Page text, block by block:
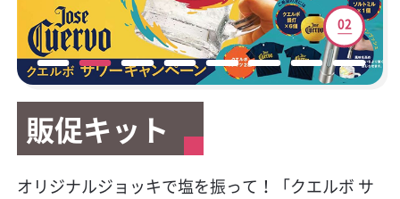
販促キット
今大人気のプレミアムテキーラの販促物が貰え
01
販促キット
オリジナルジョッキで塩を振って！「クエルボ サ
02
新サービスご案内
カクヤスで廃食用油の回収サービスを始めまし
03
テイクアウト容器
テイクアウトやデリバリーに大活躍！小ロットか
04
マイレージキャンペーン
対象商品のポイントシールを集めて応募！お好き
05
公式Facebookページ開
設
06
HACCP（ハサップ）と
は？
07
キラシャン特集
キラキラボトルで映えるパリピ酒！オシャレなス
08